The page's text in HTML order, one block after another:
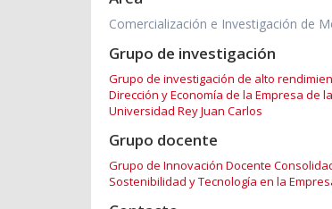
Comercialización e Investigación de
Grupo de investigación
Grupo de investigación de alto
Dirección y Economía de la Empresa de la
Universidad Rey Juan Carlos
Grupo docente
Grupo de Innovación Docente
Sostenibilidad y Tecnología en la